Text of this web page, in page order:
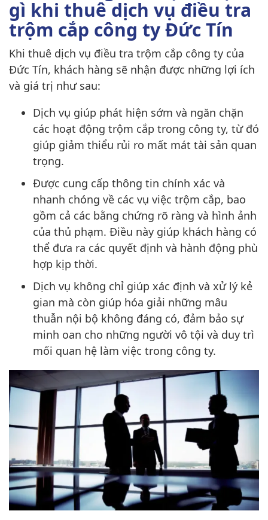
gì khi thuê dịch vụ điều tra
trộm cắp công ty Đức Tín
Khi thuê dịch vụ điều tra trộm cắp công ty của
Đức Tín, khách hàng sẽ nhận được những lợi ích
và giá trị như sau:
Dịch vụ giúp phát hiện sớm và ngăn chặn
các hoạt động trộm cắp trong công ty, từ đó
giúp giảm thiểu rủi ro mất mát tài sản quan
trọng.
Được cung cấp thông tin chính xác và
nhanh chóng về các vụ việc trộm cắp, bao
gồm cả các bằng chứng rõ ràng và hình ảnh
của thủ phạm. Điều này giúp khách hàng có
thể đưa ra các quyết định và hành động phù
hợp kịp thời.
Dịch vụ không chỉ giúp xác định và xử lý kẻ
gian mà còn giúp hóa giải những mâu
thuẫn nội bộ không đáng có, đảm bảo sự
minh oan cho những người vô tội và duy trì
mối quan hệ làm việc trong công ty.